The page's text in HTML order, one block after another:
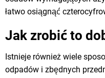
łatwo osiągnąć
Jak zrobić to
Istnieje również wiele
odpadów i zbędnych